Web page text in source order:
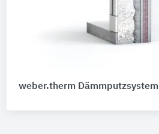
weber.therm Dämmputzsystem